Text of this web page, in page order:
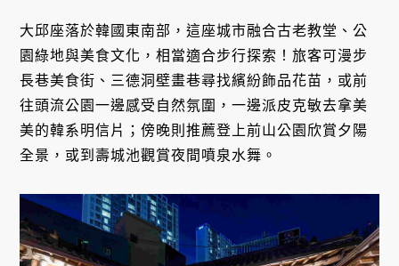
大邱座落於韓國東南部，這座城市融合古老教堂、公
園綠地與美食文化，相當適合步行探索！旅客可漫步
長巷美食街、三德洞壁畫巷尋找繽紛飾品花苗，或前
往頭流公園一邊感受自然氛圍，一邊派皮克敏去拿美
美的韓系明信片；傍晚則推薦登上前山公園欣賞夕陽
全景，或到壽城池觀賞夜間噴泉水舞。